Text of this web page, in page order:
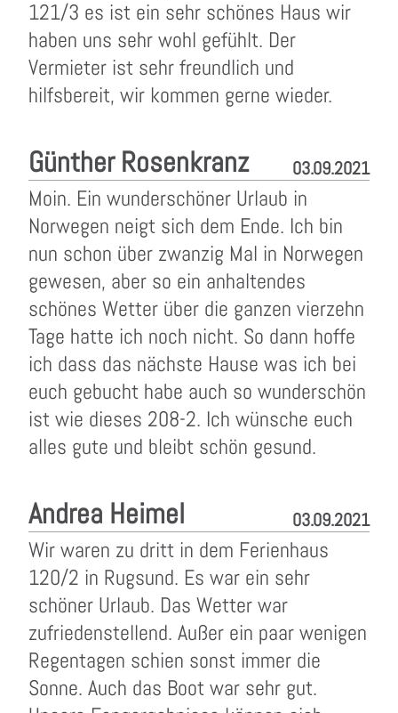
121/3 es ist ein sehr schönes Haus wir
haben uns sehr wohl gefühlt. Der
Vermieter ist sehr freundlich und
hilfsbereit, wir kommen gerne wieder.
Günther Rosenkranz 03.09.2021
Moin. Ein wunderschöner Urlaub in
Norwegen neigt sich dem Ende. Ich bin
nun schon über zwanzig Mal in Norwegen
gewesen, aber so ein anhaltendes
schönes Wetter über die ganzen vierzehn
Tage hatte ich noch nicht. So dann hoffe
ich dass das nächste Hause was ich bei
euch gebucht habe auch so wunderschön
ist wie dieses 208-2. Ich wünsche euch
alles gute und bleibt schön gesund.
Andrea Heimel 03.09.2021
Wir waren zu dritt in dem Ferienhaus
120/2 in Rugsund. Es war ein sehr
schöner Urlaub. Das Wetter war
zufriedenstellend. Außer ein paar wenigen
Regentagen schien sonst immer die
Sonne. Auch das Boot war sehr gut.